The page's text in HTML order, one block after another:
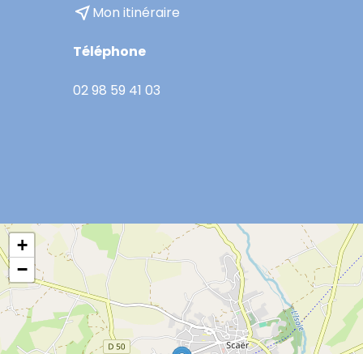
near_meMon itinéraire
Téléphone
02 98 59 41 03
+
−